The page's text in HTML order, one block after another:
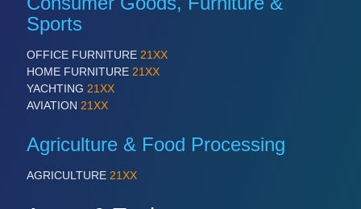
TEXTILE 21XX
VISION 21XX
Sports
OFFICE FURNITURE 21XX
HOME FURNITURE 21XX
YACHTING 21XX
AVIATION 21XX
Agriculture & Food Processing
AGRICULTURE 21XX